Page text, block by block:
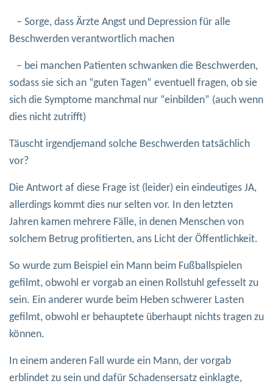
– Sorge, dass Ärzte Angst und Depression für alle
Beschwerden verantwortlich machen
– bei manchen Patienten schwanken die Beschwerden,
sodass sie sich an “guten Tagen” eventuell fragen, ob sie
sich die Symptome manchmal nur “einbilden” (auch wenn
dies nicht zutrifft)
Täuscht irgendjemand solche Beschwerden tatsächlich
vor?
Die Antwort af diese Frage ist (leider) ein eindeutiges JA,
allerdings kommt dies nur selten vor. In den letzten
Jahren kamen mehrere Fälle, in denen Menschen von
solchem Betrug profitierten, ans Licht der Öffentlichkeit.
So wurde zum Beispiel ein Mann beim Fußballspielen
gefilmt, obwohl er vorgab an einen Rollstuhl gefesselt zu
sein. Ein anderer wurde beim Heben schwerer Lasten
gefilmt, obwohl er behauptete überhaupt nichts tragen zu
können.
In einem anderen Fall wurde ein Mann, der vorgab
erblindet zu sein und dafür Schadensersatz einklagte,